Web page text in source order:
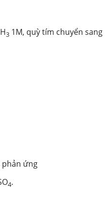
3 1M, quỳ tím chuyển sang
ứng
4.